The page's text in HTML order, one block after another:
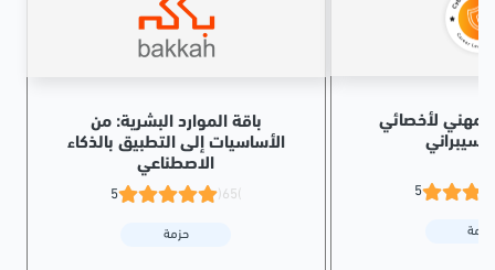
باقة الموارد البشرية: من
الأساسيات إلى التطبيق بالذكاء
الاصطناعي
5 (65)
حزمة
لأخصائي
5
حزمة